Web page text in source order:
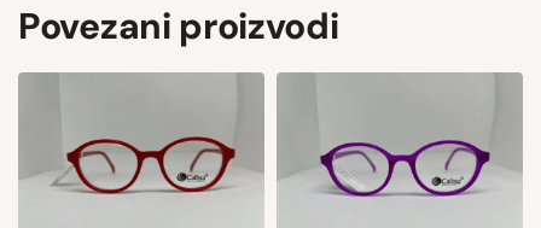
Povezani proizvodi